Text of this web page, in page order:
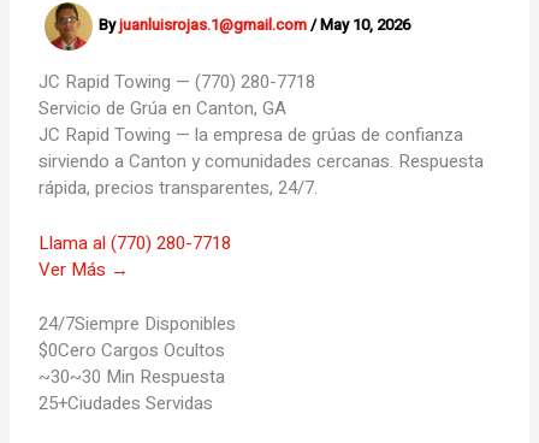
Byjuanluisrojas.1@gmail.com/May 10, 2026
JC Rapid Towing — (770) 280-7718
Servicio de Grúa enCanton, GA
JC Rapid Towing — la empresa de grúas de confianza
sirviendo a Canton y comunidades cercanas. Respuesta
rápida, precios transparentes, 24/7.
Llama al (770) 280-7718
Ver Más →
24/7Siempre Disponibles
$0Cero Cargos Ocultos
~30~30 Min Respuesta
25+Ciudades Servidas